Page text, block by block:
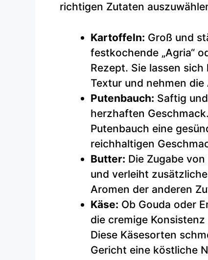
richtigen Zutaten
Kartoffeln: Groß und
festkochende „Agria“
Rezept. Sie lassen
Textur und nehmen
Putenbauch: Saftig
herzhaften
Putenbauch eine
reichhaltigen
Butter: Die Zugabe
und verleiht
Aromen der anderen
Käse: Ob Gouda oder
die cremige
Diese Käsesorten
Gericht eine köstliche